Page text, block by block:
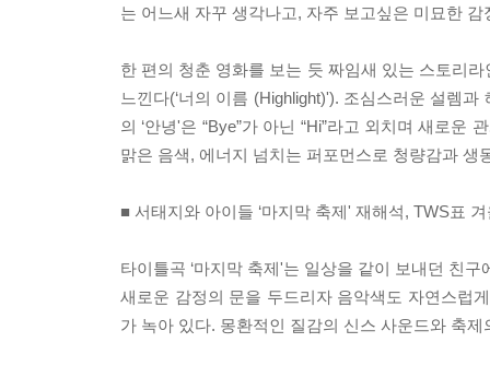
는 어느새 자꾸 생각나고, 자주 보고싶은 미묘한
한 편의 청춘 영화를 보는 듯 짜임새 있는 스토리
느낀다(‘너의 이름 (Highlight)'). 조심스러운 설렘
의 ‘안녕'은 “Bye”가 아닌 “Hi”라고 외치며 새로
맑은 음색, 에너지 넘치는 퍼포먼스로 청량감과 생
■ 서태지와 아이들 ‘마지막 축제' 재해석, TWS표
타이틀곡 ‘마지막 축제'는 일상을 같이 보내던 친
새로운 감정의 문을 두드리자 음악색도 자연스럽
가 녹아 있다. 몽환적인 질감의 신스 사운드와 축